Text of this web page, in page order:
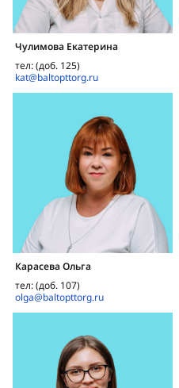
Чулимова Екатерина
тел: (доб. 125)
kat@baltopttorg.ru
Карасева Ольга
тел: (доб. 107)
olga@baltopttorg.ru